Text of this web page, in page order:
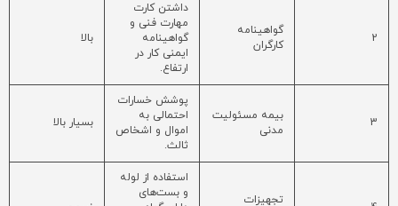
2
گواهینامه
کارگران
داشتن کارت
مهارت فنی و
گواهینامه
ایمنی کار در
ارتفاع.
بالا
3
بیمه مسئولیت
مدنی
پوشش خسارات
احتمالی به
اموال و اشخاص
ثالث.
بسیار بالا
تجهیزات
استفاده از لوله
و بست‌های